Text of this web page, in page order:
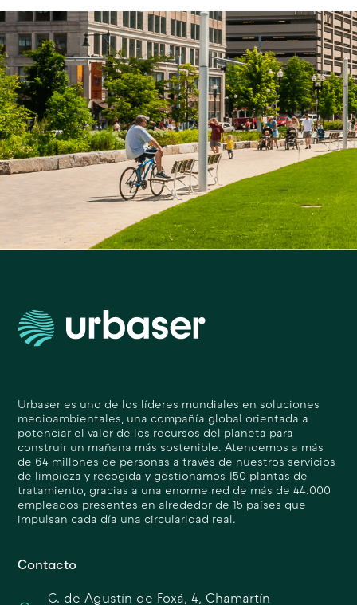
Urbaser es uno de los líderes mundiales en soluciones
medioambientales, una compañía global orientada a
potenciar el valor de los recursos del planeta para
construir un mañana más sostenible. Atendemos a más
de 64 millones de personas a través de nuestros servicios
de limpieza y recogida y gestionamos 150 plantas de
tratamiento, gracias a una enorme red de más de 44.000
empleados presentes en alrededor de 15 países que
impulsan cada día una circularidad real.
Contacto
C. de Agustín de Foxá, 4, Chamartín